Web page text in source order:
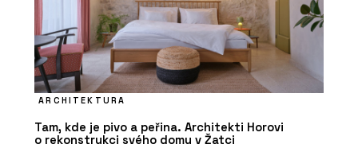
ARCHITEKTURA
Tam, kde je pivo a peřina. Architekti Horovi
o rekonstrukci svého domu v Žatci